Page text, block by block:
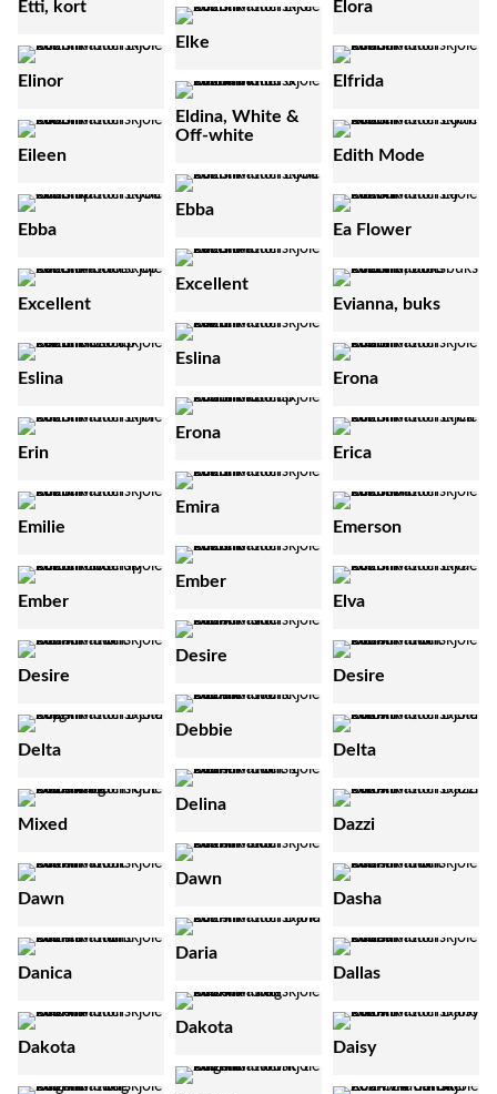
Etti, kort
Elora
Elke
Elinor
Elfrida
Eldina, White &
Off-white
Eileen
Edith Mode
Ebba
Ebba
Ea Flower
Excellent
Excellent
Evianna, buks
Eslina
Eslina
Erona
Erona
Erin
Erica
Emira
Emilie
Emerson
Ember
Ember
Elva
Desire
Desire
Desire
Debbie
Delta
Delta
Delina
Mixed
Dazzi
Dawn
Dawn
Dasha
Daria
Danica
Dallas
Dakota
Dakota
Daisy